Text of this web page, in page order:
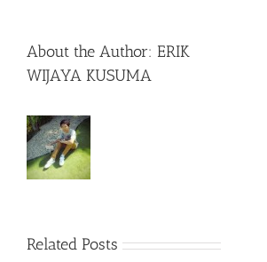
About the Author: ERIK
WIJAYA KUSUMA
Related Posts Rainbow